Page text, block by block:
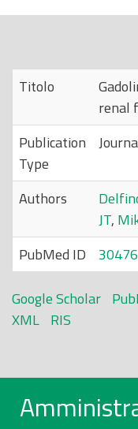
a
Titolo
renal
Publication
Type
Authors
JT,
PubMed ID
Google Scholar
XML RIS